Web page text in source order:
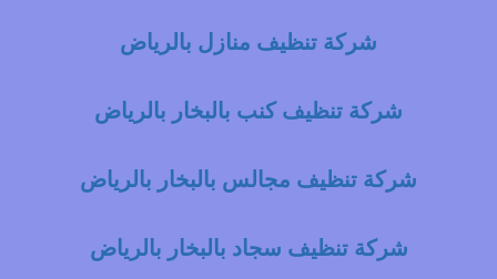
شركة تنظيف منازل بالرياض
شركة تنظيف كنب بالبخار بالرياض
شركة تنظيف مجالس بالبخار بالرياض
شركة تنظيف سجاد بالبخار بالرياض